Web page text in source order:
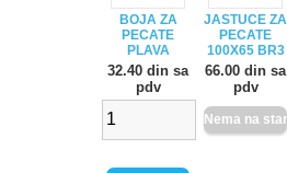
BOJA ZA
PECATE
PLAVA
32.40 din sa
pdv
JASTUCE ZA
PECATE
100X65 BR3
66.00 din sa
pdv